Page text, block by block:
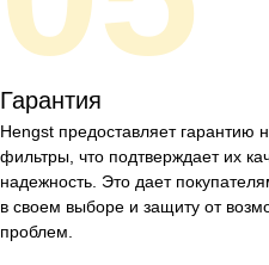
Гарантия
Hengst предоставляет гарантию
фильтры, что подтверждает их
надежность. Это дает
в своем выборе и защиту от
проблем.